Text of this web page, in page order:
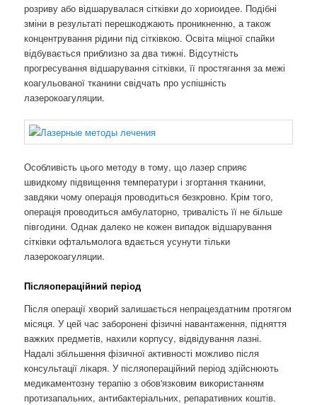
розриву або відшарувалася сітківки до хориоидее. Подібні
зміни в результаті перешкоджають проникненню, а також
концентрування рідини під сітківкою. Освіта міцної спайки
відбувається приблизно за два тижні. Відсутність
прогресування відшарування сітківки, її простягання за межі
коагульованої тканини свідчать про успішність
лазерокоагуляции.
Особливість цього методу в тому, що лазер сприяє
швидкому підвищення температури і згортання тканини,
завдяки чому операція проводиться безкровно. Крім того,
операція проводиться амбулаторно, тривалість її не більше
півгодини. Однак далеко не кожен випадок відшарування
сітківки офтальмолога вдається усунути тільки
лазерокоагуляции.
Післяопераційний період
Після операції хворий залишається непрацездатним протягом
місяця. У цей час заборонені фізичні навантаження, підняття
важких предметів, нахили корпусу, відвідування лазні.
Надалі збільшення фізичної активності можливо після
консультації лікаря. У післяопераційний період здійснюють
медикаментозну терапію з обов'язковим використанням
протизапальних, антибактеріальних, репаративних коштів.